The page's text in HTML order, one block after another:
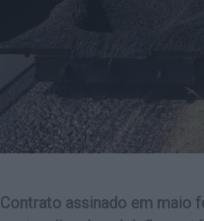
Contrato assinado em maio